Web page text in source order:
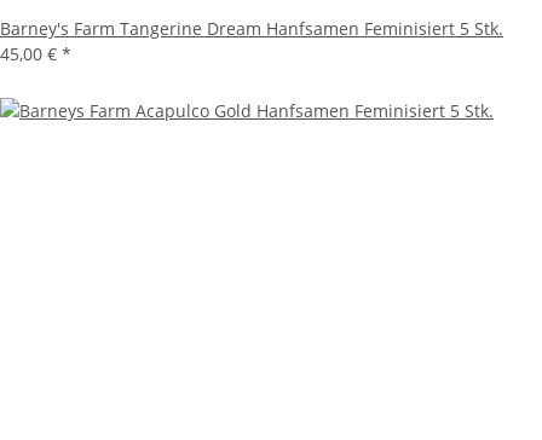
Barney's Farm Tangerine Dream Hanfsamen Feminisiert 5 Stk.
45,00 € *